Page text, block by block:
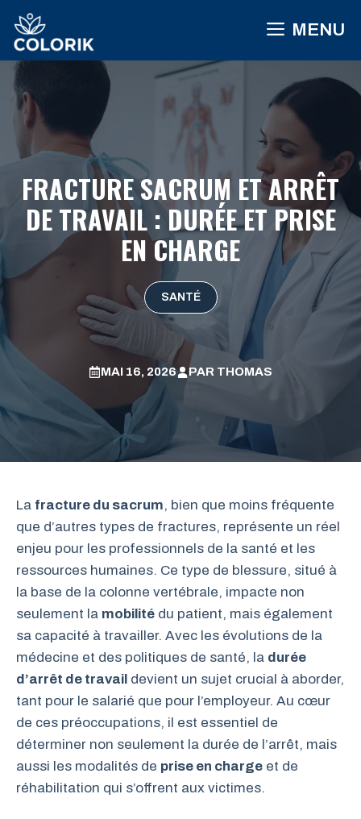
Aller
au
contenu
MENU
FRACTURE SACRUM ET ARRÊT
DE TRAVAIL : DURÉE ET PRISE
EN CHARGE
SANTÉ
MAI 16, 2026 PAR THOMAS
La fracture du sacrum, bien que moins fréquente
que d’autres types de fractures, représente un réel
enjeu pour les professionnels de la santé et les
ressources humaines. Ce type de blessure, situé à
la base de la colonne vertébrale, impacte non
seulement la mobilité du patient, mais également
sa capacité à travailler. Avec les évolutions de la
médecine et des politiques de santé, la durée
d’arrêt de travail devient un sujet crucial à aborder,
tant pour le salarié que pour l’employeur. Au cœur
de ces préoccupations, il est essentiel de
déterminer non seulement la durée de l’arrêt, mais
aussi les modalités de prise en charge et de
réhabilitation qui s’offrent aux victimes.